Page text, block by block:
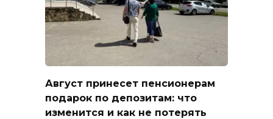
Август принесет пенсионерам
подарок по депозитам: что
изменится и как не потерять